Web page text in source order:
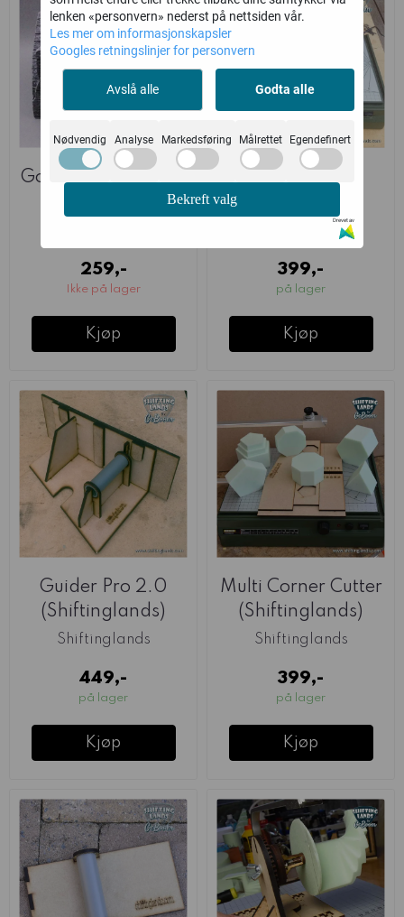
Gothic Vault Jig Set
259,-
Ikke på lager
Kjøp
Guider Pro
Shiftinglands
399,-
på lager
Kjøp
Guider Pro 2.0
(Shiftinglands)
Shiftinglands
449,-
på lager
Kjøp
Multi Corner Cutter
(Shiftinglands)
Shiftinglands
399,-
på lager
Kjøp
lenken «personvern» nederst på nettsiden vår.
Les mer om informasjonskapsler
Googles retningslinjer for personvern
Avslå alle Godta alle
Nødvendig Analyse Markedsføring Målrettet Egendefinert
Bekreft valg
Drevet av